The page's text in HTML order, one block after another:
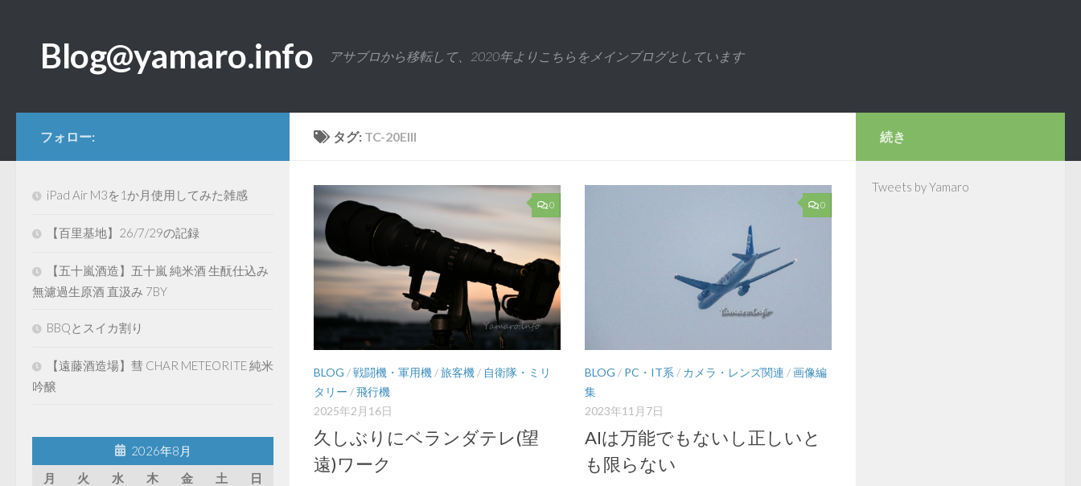
Blog@yamaro.info アサブロから移転して、2020年よりこちらをメインブログとしています
タグ: TC-20EIII
0
BLOG /戦闘機・軍用機 /旅客機 / 自衛隊・ミリ
タリー /飛行機
2025年2月16日
久しぶりにベランダテレ(望
遠)ワーク
0
BLOG / PC・IT系 / カメラ・レンズ関連 /画像編
集
2023年11月7日
AIは万能でもないし正しいと
も限らない
フォロー:
iPad Air M3を1か月使用してみた雑感
【百里基地】26/7/29の記録
【五十嵐酒造】五十嵐 純米酒 生酛仕込み
無濾過生原酒 直汲み 7BY
BBQとスイカ割り
【遠藤酒造場】彗 CHAR METEORITE 純米
吟醸
2026年8月
月
火 水 木 金 土
日
続き
Tweets by Yamaro